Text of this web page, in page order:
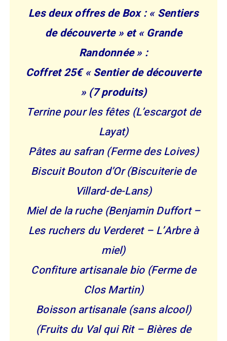
Les deux offres de Box : « Sentiers
de découverte » et « Grande
Randonnée » :
Coffret 25€ « Sentier de découverte
» (7 produits)
Terrine pour les fêtes (L’escargot de
Layat)
Pâtes au safran (Ferme des Loives)
Biscuit Bouton d’Or (Biscuiterie de
Villard-de-Lans)
Miel de la ruche (Benjamin Duffort –
Les ruchers du Verderet – L’Arbre à
miel)
Confiture artisanale bio (Ferme de
Clos Martin)
Boisson artisanale (sans alcool)
(Fruits du Val qui Rit – Bières de